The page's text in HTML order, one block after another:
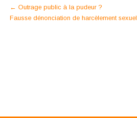
Post
navigation
← Outrage public à la pudeur ?
Fausse dénonciation de harcèlement